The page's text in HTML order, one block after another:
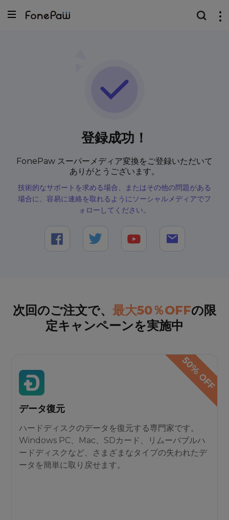
登録成功！
FonePaw スーパーメディア変換をご登録いただいて
ありがとうございます。
技術的なサポートを求める場合、またはその他の問題がある
場合に、容易に連絡を取れるようにソーシャルメディアでフ
ォローしてください。
次回のご注文で、 最大50％OFFの限
定キャンペーンを実施中
データ復元
ハードディスクのデータを復元する専門家です。
Windows PC、Mac、SDカード、リムーバブルハ
ードディスクなど、さまざまなタイプの失われたデ
ータを簡単に取り戻せます。